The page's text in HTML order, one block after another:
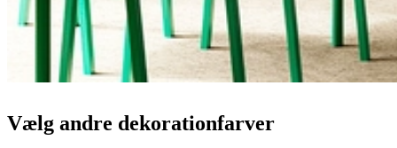
Vælg andre dekorationfarver